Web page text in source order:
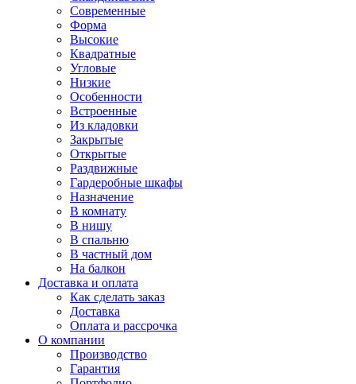
Современные
Форма
Высокие
Квадратные
Угловые
Низкие
Особенности
Встроенные
Из кладовки
Закрытые
Открытые
Раздвижные
Гардеробные шкафы
Назначение
В комнату
В нишу
В спальню
В частный дом
На балкон
Доставка и оплата
Как сделать заказ
Доставка
Оплата и рассрочка
О компании
Производство
Гарантия